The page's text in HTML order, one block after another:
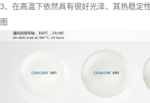
3、在高温下依然具有很好光泽，其热稳定
图